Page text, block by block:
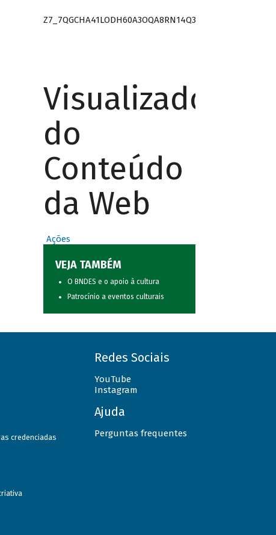
Z7_7QGCHA41LODH60A3OQA8RN14Q3
Visualizador
do
Conteúdo
da Web
Ações
VEJA TAMBÉM
O BNDES e o apoio à cultura
Patrocínio a eventos culturais
credenciadas
Redes Sociais
YouTube
Instagram
Ajuda
Perguntas frequentes